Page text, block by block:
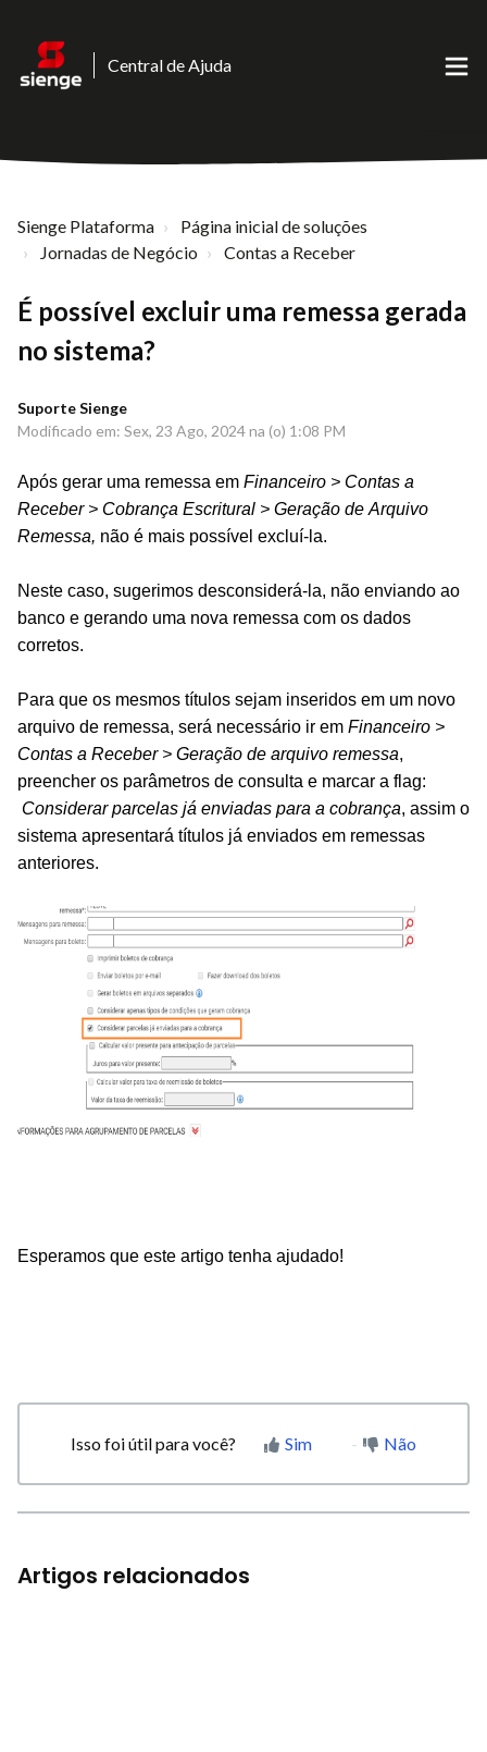
Central de Ajuda
Sienge Plataforma
Página inicial de soluções
Jornadas de Negócio
Contas a Receber
É possível excluir uma remessa gerada
no sistema?
Suporte Sienge
Modificado em: Sex, 23 Ago, 2024 na (o) 1:08 PM
Após gerar uma remessa em Financeiro > Contas a
Receber > Cobrança Escritural > Geração de Arquivo
Remessa, não é mais possível excluí-la.
Neste caso, sugerimos desconsiderá-la, não enviando ao
banco e gerando uma nova remessa com os dados
corretos.
Para que os mesmos títulos sejam inseridos em um novo
arquivo de remessa, será necessário ir em Financeiro >
Contas a Receber > Geração de arquivo remessa,
preencher os parâmetros de consulta e marcar a flag:
Considerar parcelas já enviadas para a cobrança, assim o
sistema apresentará títulos já enviados em remessas
anteriores.
Esperamos que este artigo tenha ajudado!
Isso foi útil para você? Sim Não
Artigos relacionados